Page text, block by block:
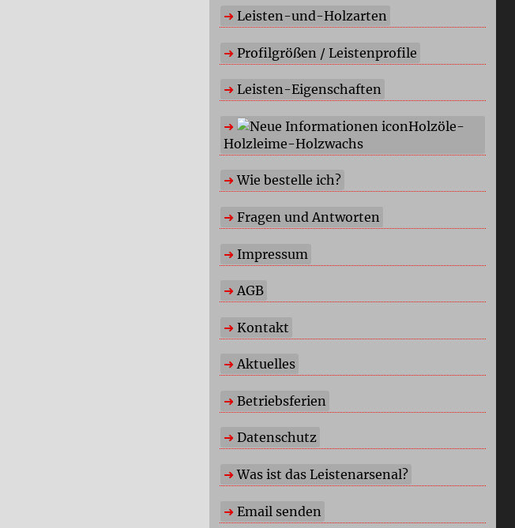
Leisten-und-Holzarten
Profilgrößen / Leistenprofile
Leisten-Eigenschaften
Holzöle-
Holzleime-Holzwachs
Wie bestelle ich?
Fragen und Antworten
Impressum
AGB
Kontakt
Aktuelles
Betriebsferien
Datenschutz
Was ist das Leistenarsenal?
Email senden